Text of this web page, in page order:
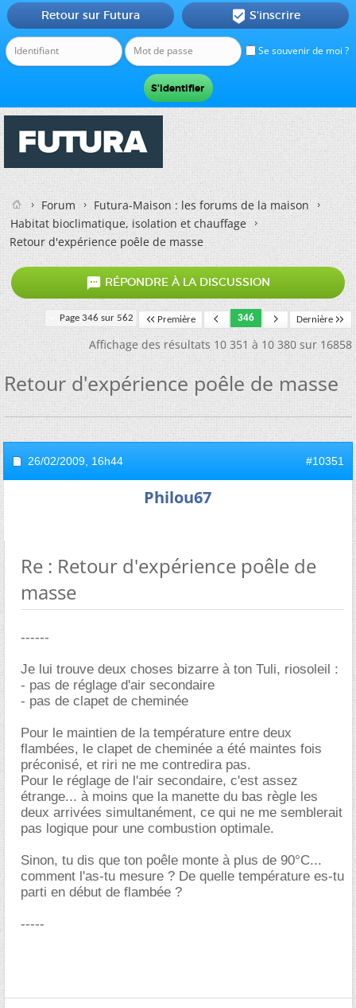
Se souvenir de moi ?
Retour sur Futura  S'inscrire
Forum
Futura-Maison : les forums de la maison
Habitat bioclimatique, isolation et chauffage
Retour d'expérience poêle de masse
 RÉPONDRE À LA DISCUSSION
Page 346 sur 562 Première 346 Dernière
Affichage des résultats 10 351 à 10 380 sur 16858
Retour d'expérience poêle de masse
26/02/2009, 16h44 #10351
Philou67
Re : Retour d'expérience poêle de
masse
------
Je lui trouve deux choses bizarre à ton Tuli, riosoleil :
- pas de réglage d'air secondaire
- pas de clapet de cheminée
Pour le maintien de la température entre deux
flambées, le clapet de cheminée a été maintes fois
préconisé, et riri ne me contredira pas.
Pour le réglage de l'air secondaire, c'est assez
étrange... à moins que la manette du bas règle les
deux arrivées simultanément, ce qui ne me semblerait
pas logique pour une combustion optimale.
Sinon, tu dis que ton poêle monte à plus de 90°C...
comment l'as-tu mesure ? De quelle température es-tu
parti en début de flambée ?
-----